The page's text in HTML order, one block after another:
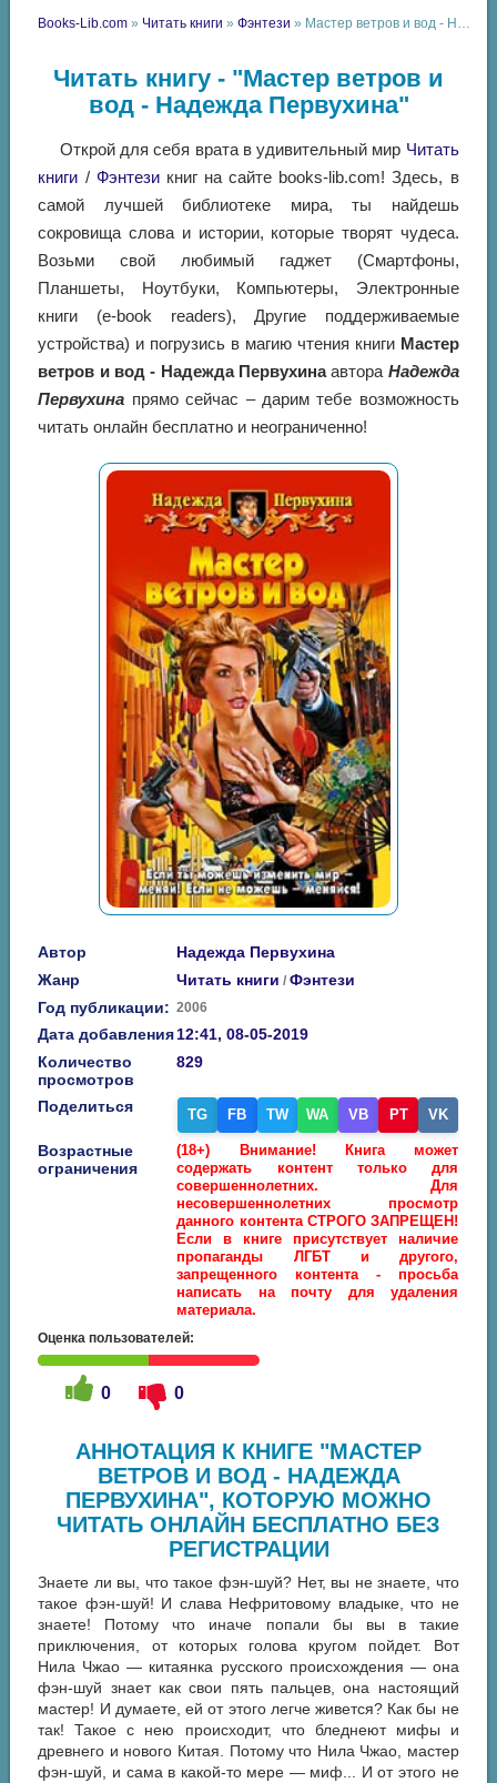
Books-Lib.com » Читать книги »Фэнтези » Мастер ветров и вод - Надежда Первухина
Читать книгу - "Мастер ветров и
вод - Надежда Первухина"
Открой для себя врата в удивительный мир Читать
книги / Фэнтезикниг на сайте books-lib.com! Здесь, в
самой лучшей библиотеке мира, ты найдешь
сокровища слова и истории, которые творят чудеса.
Возьми свой любимый гаджет (Смартфоны,
Планшеты, Ноутбуки, Компьютеры, Электронные
книги (e-book readers), Другие поддерживаемые
устройства) и погрузись в магию чтения книги Мастер
ветров и вод - Надежда Первухинаавтора Надежда
Первухина прямо сейчас – дарим тебе возможность
читать онлайн бесплатно и неограниченно!
Автор
Надежда Первухина
Жанр
Читать книги /Фэнтези
Год публикации: 2006
Дата добавления12:41, 08-05-2019
Количество
просмотров
829
Поделиться TG FB TW WA VB PT VK
Возрастные
ограничения
(18+) Внимание! Книга может
содержать контент только для
совершеннолетних. Для
несовершеннолетних просмотр
данного контента СТРОГО ЗАПРЕЩЕН!
Если в книге присутствует наличие
пропаганды ЛГБТ и другого,
запрещенного контента - просьба
написать на почту для удаления
материала.
Оценка пользователей:
0 0
АННОТАЦИЯ К КНИГЕ "МАСТЕР
ВЕТРОВ И ВОД - НАДЕЖДА
ПЕРВУХИНА", КОТОРУЮ МОЖНО
ЧИТАТЬ ОНЛАЙН БЕСПЛАТНО БЕЗ
РЕГИСТРАЦИИ
Знаете ли вы, что такое фэн-шуй? Нет, вы не знаете, что
такое фэн-шуй! И слава Нефритовому владыке, что не
знаете! Потому что иначе попали бы вы в такие
приключения, от которых голова кругом пойдет. Вот
Нила Чжао — китаянка русского происхождения — она
фэн-шуй знает как свои пять пальцев, она настоящий
мастер! И думаете, ей от этого легче живется? Как бы не
так! Такое с нею происходит, что бледнеют мифы и
древнего и нового Китая. Потому что Нила Чжао, мастер
фэн-шуй, и сама в какой-то мере — миф... И от этого не